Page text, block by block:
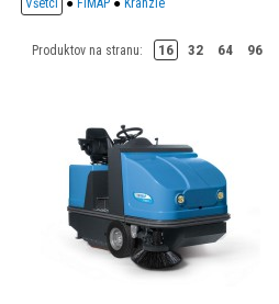
Všetci
● FIMAP ● Kränzle
Produktov na stranu: 16 32 64 96